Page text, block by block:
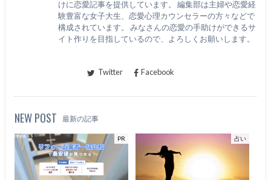
けに恋愛記事を提供しています。 編集部は主婦や恋愛経
験豊富な女子大生、恋愛心理カウンセラーの方々などで
構成されています。 みなさんの恋愛の手助けができるサ
イト作りを目指しているので、よろしくお願いします。
Twitter Facebook
NEW POST 最新の記事
PR 占い